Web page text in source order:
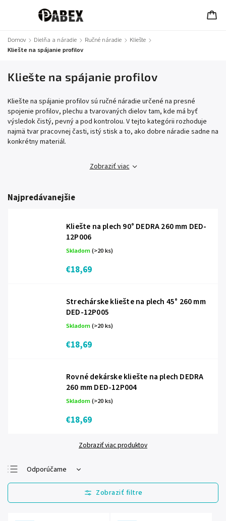
Domov / Dielňa a náradie / Ručné náradie / Kliešte /
Kliešte na spájanie profilov
Kliešte na spájanie profilov
Kliešte na spájanie profilov sú ručné náradie určené na presné
spojenie profilov, plechu a tvarovaných dielov tam, kde má byť
výsledok čistý, pevný a pod kontrolou. V tejto kategórii rozhoduje
najmä tvar pracovnej časti, istý stisk a to, ako dobre náradie sadne na
konkrétny materiál.
Zobraziť viac
Najpredávanejšie
Kliešte na plech 90° DEDRA 260 mm DED-
12P006
Skladom(>20 ks)
€18,69
Strechárske kliešte na plech 45° 260 mm
DED-12P005
Skladom(>20 ks)
€18,69
Rovné dekárske kliešte na plech DEDRA
260 mm DED-12P004
Skladom(>20 ks)
€18,69
Zobraziť viac produktov
Odporúčame
Najlacnejšie
Najdrahšie